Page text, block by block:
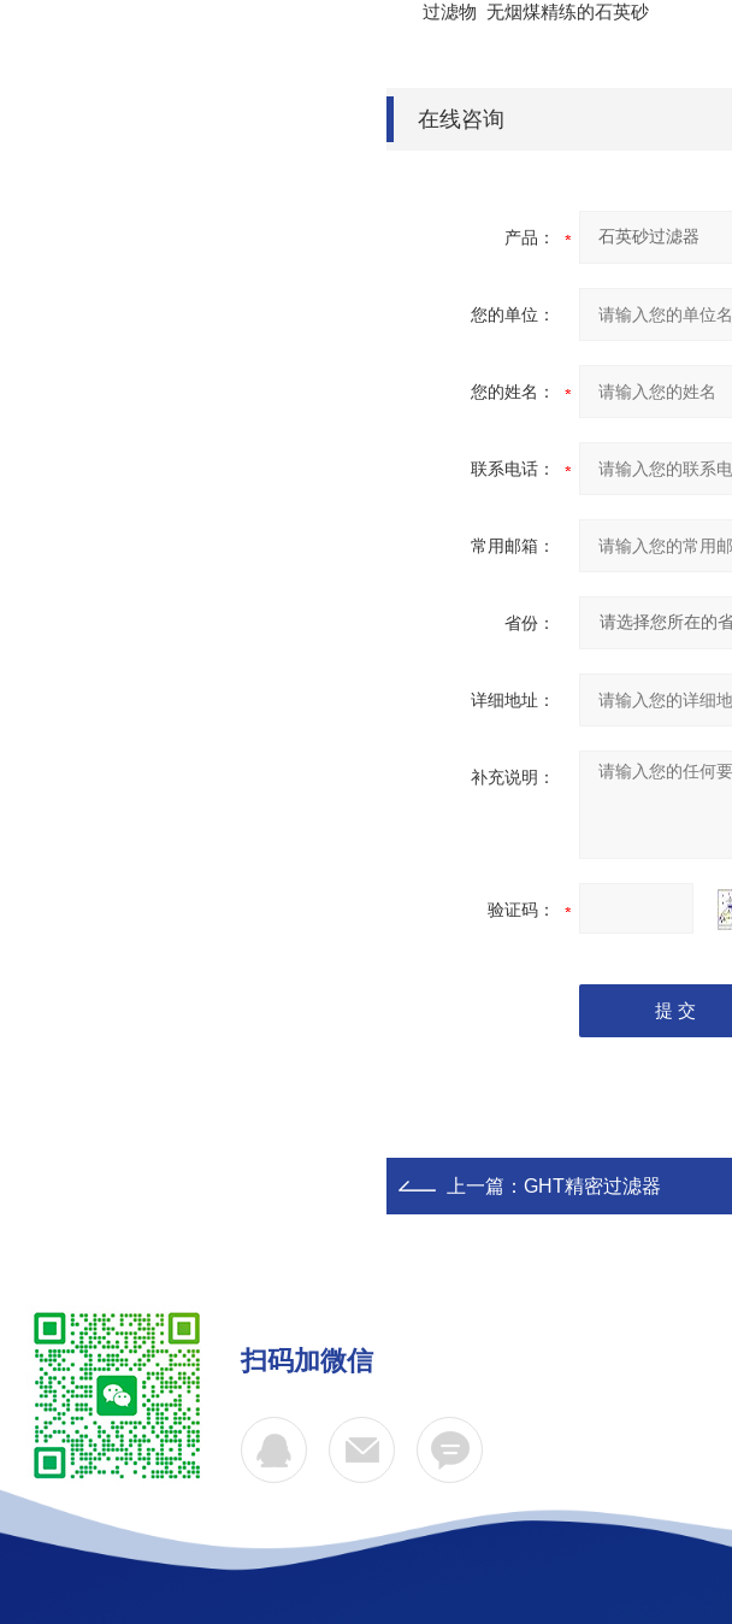
过滤物 无烟煤精练的石英砂
在线咨询
产品：
您的单位：
您的姓名：
联系电话：
常用邮箱：
省份：
详细地址：
补充说明：
验证码：
上一篇： GHT精密过滤器
扫码加微信